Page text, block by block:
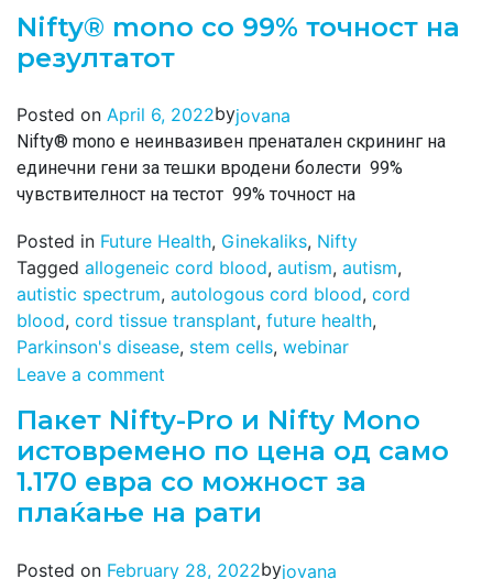
Nifty® mono со 99% точност на
резултатот
Posted on April 6, 2022byjovana
Nifty® mono е неинвазивен пренатален скрининг на
единечни гени за тешки вродени болести 99%
чувствителност на тестот 99% точност на
Posted in Future Health, Ginekaliks, Nifty
Tagged allogeneic cord blood, autism, autism,
autistic spectrum, autologous cord blood, cord
blood, cord tissue transplant, future health,
Parkinson's disease, stem cells, webinar
Leave a comment
Пакет Nifty-Pro и Nifty Мono
истовремено по цена од само
1.170 евра со можност за
плаќање на рати
Posted on February 28, 2022byjovana